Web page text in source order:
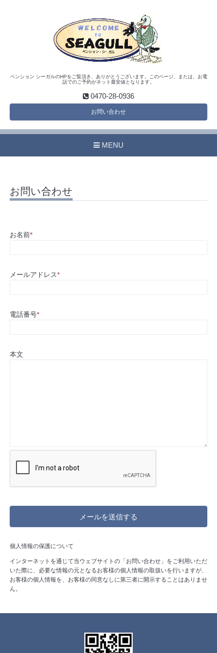
ペンション シーガルのHPをご覧頂き、ありがとうございます。このページ、または、お電
話でのご予約がネット最安値となります。
0470-28-0936
お問い合わせ
MENU
お問い合わせ
お名前*
メールアドレス*
電話番号*
本文
個人情報の保護について
インターネットを通じて当ウェブサイトの「お問い合わせ」をご利用いただ
いた際に、必要な情報の元となるお客様の個人情報の取扱いを行いますが、
お客様の個人情報を、お客様の同意なしに第三者に開示することはありませ
ん。